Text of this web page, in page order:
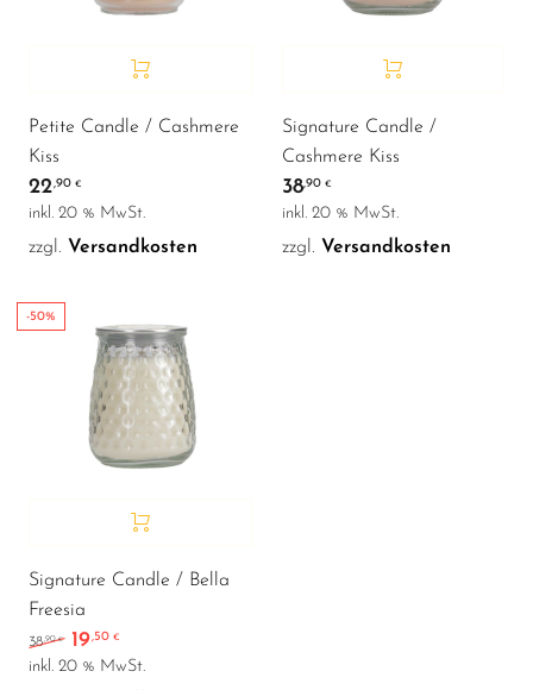
Petite Candle / Cashmere
Kiss
22,90 €
inkl. 20 % MwSt.
zzgl. Versandkosten
Signature Candle /
Cashmere Kiss
38,90€
inkl. 20 % MwSt.
zzgl. Versandkosten
-50%
Signature Candle / Bella
Freesia
38,90€ Ursprünglicher Preis war: 38,90 €
19,50 €
inkl. 20 % MwSt.